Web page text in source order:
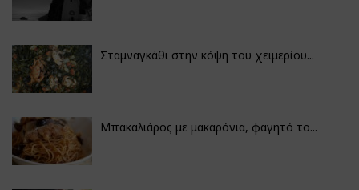
Σταμναγκάθι στην κόψη του χειμερίου...
Μπακαλιάρος με μακαρόνια, φαγητό το...